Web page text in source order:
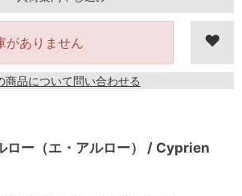
がありません
商品について問い合わせる
ロー（エ・アルロー） / Cyprien